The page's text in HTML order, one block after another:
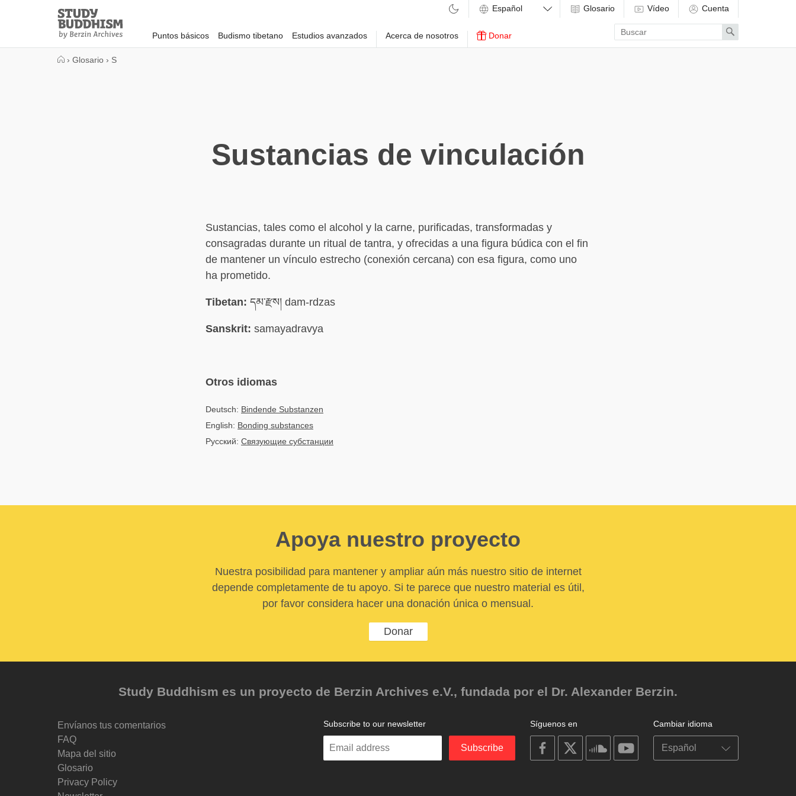
Study
Buddhism
Home
Puntos básicos Budismo tibetano Estudios avanzados Acerca de nosotros Donar
Glosario Vídeo Cuenta
Enter
search
term
Search
› Glosario › S
Sustancias de vinculación
Sustancias, tales como el alcohol y la carne, purificadas, transformadas y
consagradas durante un ritual de tantra, y ofrecidas a una figura búdica con el fin
de mantener un vínculo estrecho (conexión cercana) con esa figura, como uno
ha prometido.
Tibetan: དམ་རྫས། dam-rdzas
Sanskrit: samayadravya
Otros idiomas
Deutsch: Bindende Substanzen
English: Bonding substances
Русский: Связующие субстанции
Apoya nuestro proyecto
Nuestra posibilidad para mantener y ampliar aún más nuestro sitio de internet
depende completamente de tu apoyo. Si te parece que nuestro material es útil,
por favor considera hacer una donación única o mensual.
Donar
Study Buddhism es un proyecto de Berzin Archives e.V., fundada por el Dr. Alexander Berzin.
Envíanos tus comentarios
FAQ
Mapa del sitio
Glosario
Privacy Policy
Cambiar idioma
Síguenos en
on
facebook
on
on
soundcloudyoutube
Subscribe to our newsletter
Enter
Subscribe